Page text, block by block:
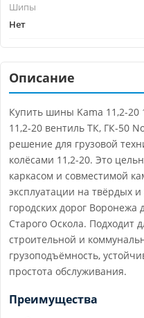
Шипы
Нет
Описание
Купить шины Kama 11,2-
11,2-20 вентиль ТК, ГК-50
решение для грузовой
колёсами 11,2-20. Это
каркасом и совместимой
эксплуатации на твёрдых
городских дорог
Старого Оскола. Подходит
строительной и
грузоподъёмность,
простота обслуживания.
Преимущества